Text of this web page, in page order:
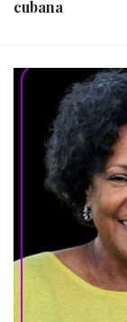
cubana